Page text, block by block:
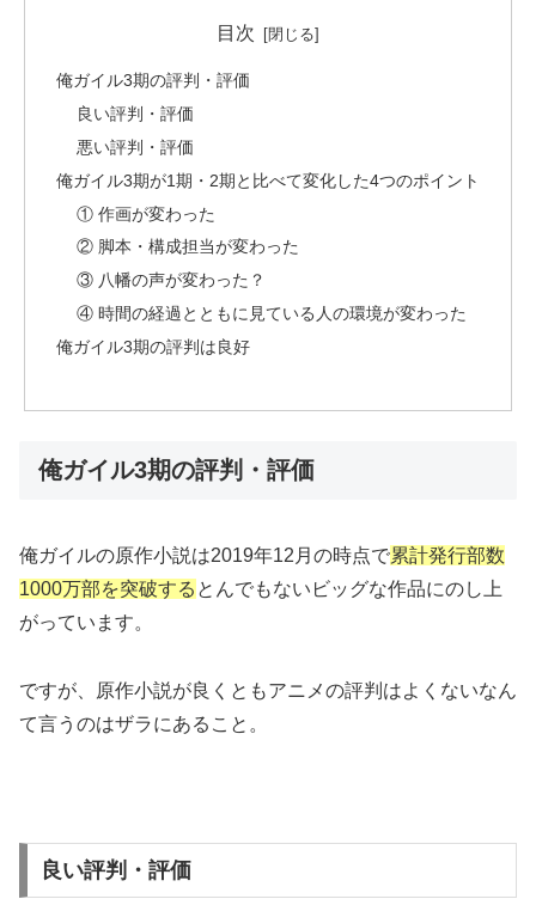
目次
俺ガイル3期の評判・評価
良い評判・評価
悪い評判・評価
俺ガイル3期が1期・2期と比べて変化した4つのポイント
① 作画が変わった
② 脚本・構成担当が変わった
③ 八幡の声が変わった？
④ 時間の経過とともに見ている人の環境が変わった
俺ガイル3期の評判は良好
俺ガイル3期の評判・評価
俺ガイルの原作小説は2019年12月の時点で累計発行部数
1000万部を突破する とんでもないビッグな作品にのし上
がっています。
ですが、原作小説が良くともアニメの評判はよくないなん
て言うのはザラにあること。
良い評判・評価